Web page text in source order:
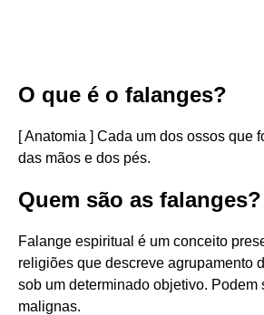
O que é o falanges?
[ Anatomia ] Cada um dos ossos que
das mãos e dos pés.
Quem são as falanges?
Falange espiritual é um conceito
religiões que descreve agrupamento
sob um determinado objetivo. Podem
malignas.